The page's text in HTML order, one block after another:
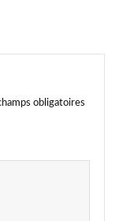
obligatoires